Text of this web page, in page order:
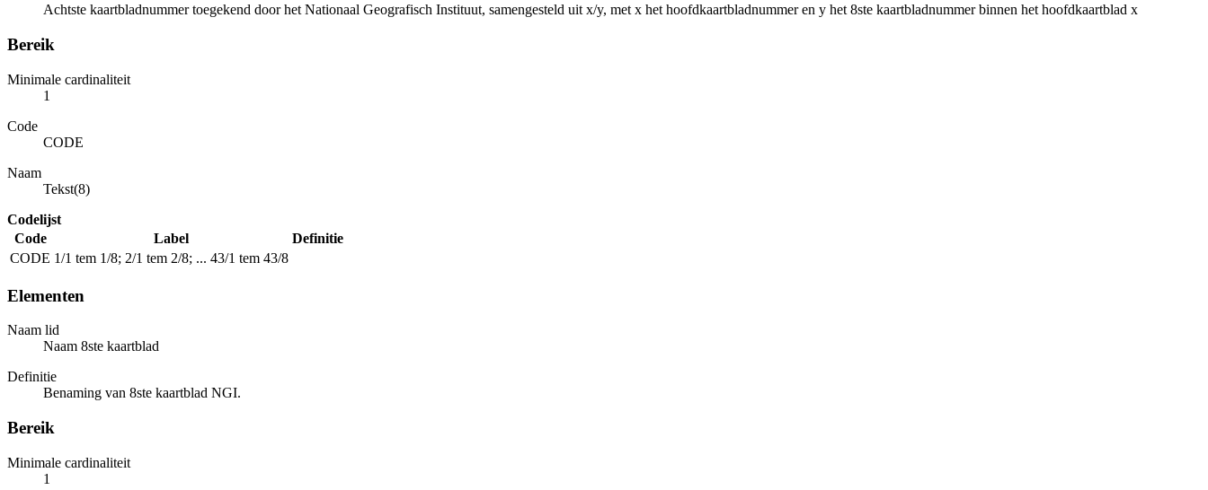
Achtste kaartbladnummer toegekend door het Nationaal Geografisch Instituut, samengesteld uit x/y, met x het hoofdkaartbladnummer en y het 8ste kaartbladnummer binnen het hoofdkaartblad x
Bereik
Minimale cardinaliteit
1
Code
CODE
Naam
Tekst(8)
Codelijst
Code
Label
Definitie
CODE 1/1 tem 1/8; 2/1 tem 2/8; ... 43/1 tem 43/8
Elementen
Naam lid
Naam 8ste kaartblad
Definitie
Benaming van 8ste kaartblad NGI.
Bereik
Minimale cardinaliteit
1